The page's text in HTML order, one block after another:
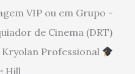
VIP ou em Grupo -
de Cinema (DRT)
Kryolan Professional
Hill